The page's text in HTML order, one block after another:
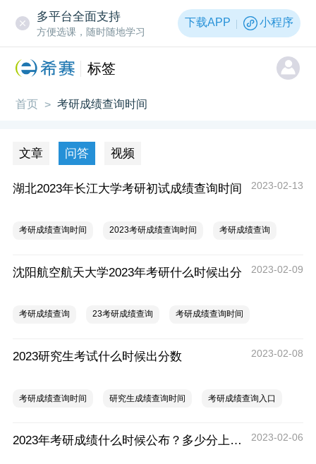
多平台全面支持
方便选课，随时随地学习
下载APP 小程序
标签
首页 > 考研成绩查询时间
文章 问答 视频
湖北2023年长江大学考研初试成绩查询时间 2023-02-13
考研成绩查询时间 2023考研成绩查询时间 考研成绩查询
沈阳航空航天大学2023年考研什么时候出分 2023-02-09
考研成绩查询 23考研成绩查询 考研成绩查询时间
2023研究生考试什么时候出分数 2023-02-08
考研成绩查询时间 研究生成绩查询时间 考研成绩查询入口
2023年考研成绩什么时候公布？多少分上岸？ 2023-02-06